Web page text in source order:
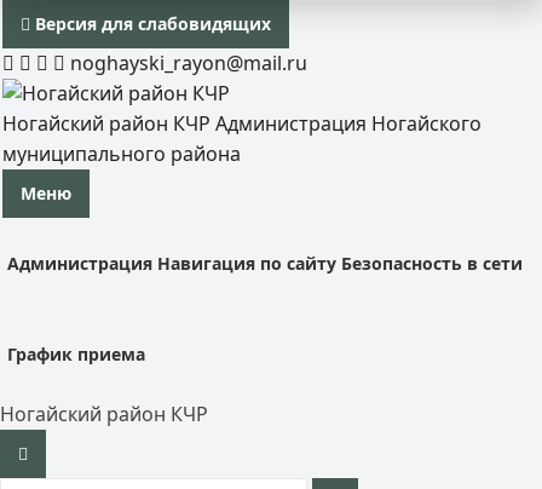
Версия для слабовидящих
noghayski_rayon@mail.ru
Ногайский район КЧР Администрация Ногайского
муниципального района
Меню
Администрация Навигация по сайту Безопасность в сети
График приема
Ногайский район КЧР